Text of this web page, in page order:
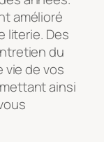
amélioré
literie. Des
du
vie de vos
ainsi